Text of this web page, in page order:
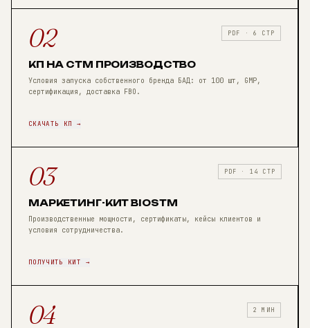
02 PDF · 6 СТР
КП НА СТМ ПРОИЗВОДСТВО
Условия запуска собственного бренда БАД: от 100 шт, GMP,
сертификация, доставка FBO.
СКАЧАТЬ КП →
03 PDF · 14 СТР
МАРКЕТИНГ-КИТ BIOSTM
Производственные мощности, сертификаты, кейсы клиентов и
условия сотрудничества.
ПОЛУЧИТЬ КИТ →
04 2 МИН